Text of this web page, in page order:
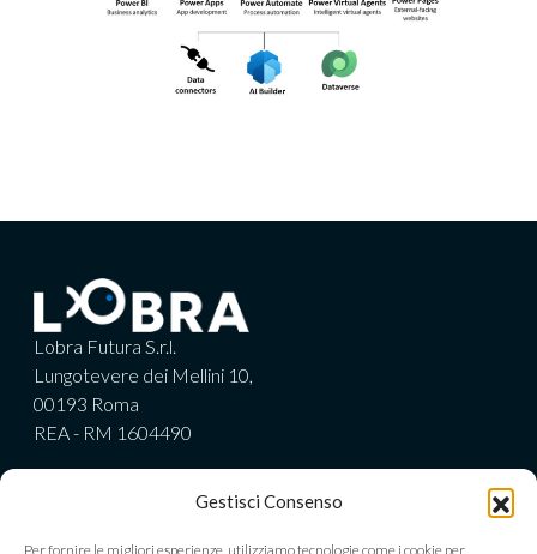
Gestisci Consenso
Per fornire le migliori esperienze, utilizziamo tecnologie come i cookie per
Lobra Futura S.r.l.
Lungotevere dei Mellini 10,
00193 Roma
REA - RM 1604490
Cap. soc. € 30.000,00